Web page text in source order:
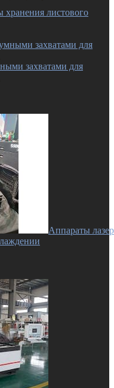
листового
захватами для
Аппараты